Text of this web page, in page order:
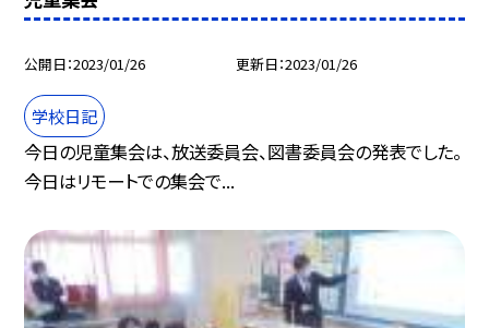
公開日 2023/01/26 更新日 2023/01/26
学校日記
今日の児童集会は、放送委員会、図書委員会の発表でした。
今日はリモートでの集会で...